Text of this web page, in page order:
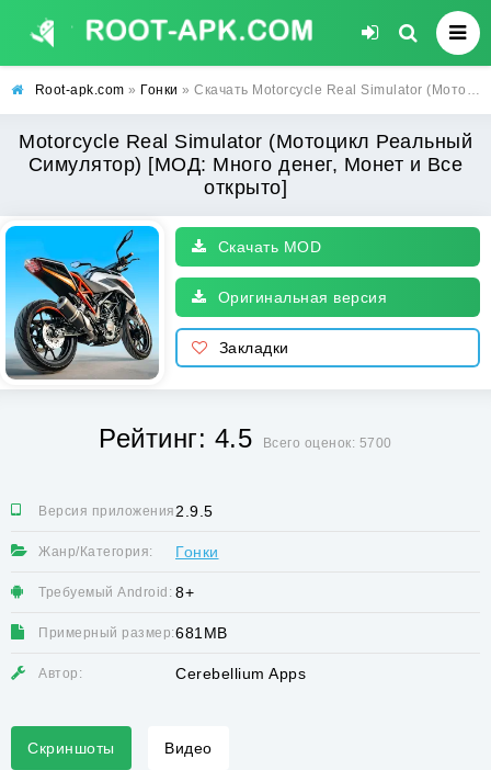
Root-apk.com » Гонки » Скачать Motorcycle Real Simulator (Мотоцикл Реальный Симулятор) [МОД: Много денег, Монет и Все открыто] | Взлом Motorcycle Real Simulator на Андроид
Motorcycle Real Simulator (Мотоцикл Реальный
Симулятор) [МОД: Много денег, Монет и Все
открыто]
Скачать MOD
Оригинальная версия
Закладки
Рейтинг: 4.5 Всего оценок: 5700
Версия приложения:2.9.5
Жанр/Категория: Гонки
Требуемый Android: 8+
Примерный размер:681MB
Автор: Cerebellium Apps
Скриншоты Видео